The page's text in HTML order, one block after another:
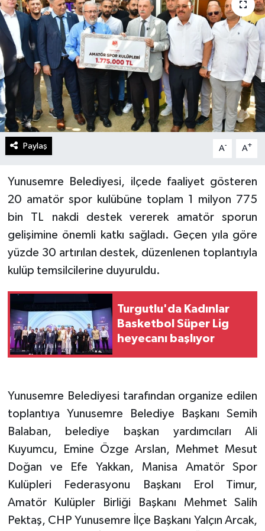
Paylaş A- A+
Yunusemre Belediyesi, ilçede faaliyet gösteren
20 amatör spor kulübüne toplam 1 milyon 775
bin TL nakdi destek vererek amatör sporun
gelişimine önemli katkı sağladı. Geçen yıla göre
yüzde 30 artırılan destek, düzenlenen toplantıyla
kulüp temsilcilerine duyuruldu.
Turgutlu'da Kadınlar
Basketbol Süper Lig
heyecanı başlıyor
Yunusemre Belediyesi tarafından organize edilen
toplantıya Yunusemre Belediye Başkanı Semih
Balaban, belediye başkan yardımcıları Ali
Kuyumcu, Emine Özge Arslan, Mehmet Mesut
Doğan ve Efe Yakkan, Manisa Amatör Spor
Kulüpleri Federasyonu Başkanı Erol Timur,
Amatör Kulüpler Birliği Başkanı Mehmet Salih
Pektaş, CHP Yunusemre İlçe Başkanı Yalçın Arcak,